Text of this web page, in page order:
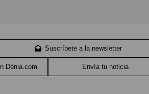
Suscríbete a la newsletter
Dénia.com Envía tu noticia